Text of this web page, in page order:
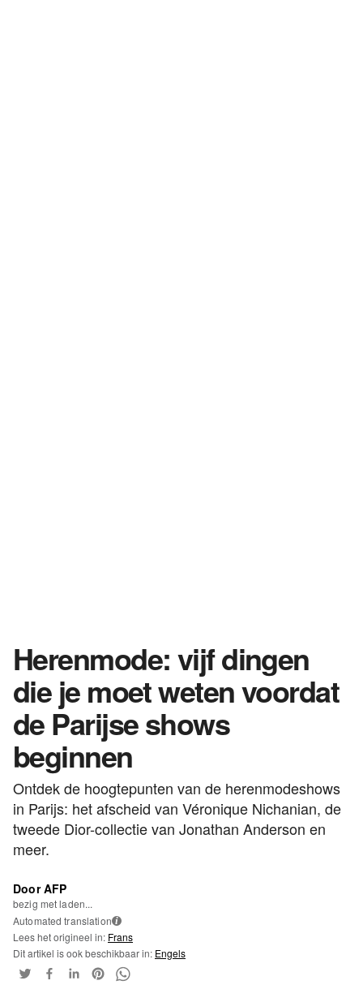
Herenmode: vijf dingen
die je moet weten voordat
de Parijse shows
beginnen
Ontdek de hoogtepunten van de herenmodeshows
in Parijs: het afscheid van Véronique Nichanian, de
tweede Dior-collectie van Jonathan Anderson en
meer.
Door AFP
bezig met laden...
Automated translation i
Lees het origineel in: Frans
Dit artikel is ook beschikbaar in: Engels